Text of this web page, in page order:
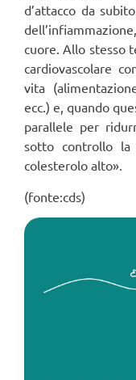
d’attacco da
cuore. Allo stesso
cardiovascolare
vita
ecc.) e, quando
parallele per
sotto controllo
colesterolo alto».
(fonte:cds)